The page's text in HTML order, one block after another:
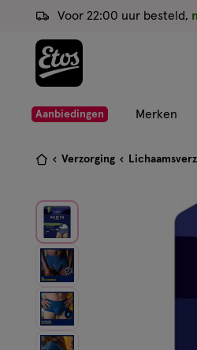
ga
de
hoofd
ga
de
naar
de
footer
Voor 22:00 uur besteld,
Aanbiedingen Merken
Je
hier:
Verzorging